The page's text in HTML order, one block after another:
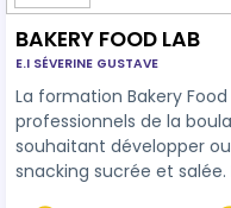
management plus
BAKERY FOOD LAB
E.I SÉVERINE GUSTAVE
La formation Bakery
professionnels de la
souhaitant développer
snacking sucrée et salée.